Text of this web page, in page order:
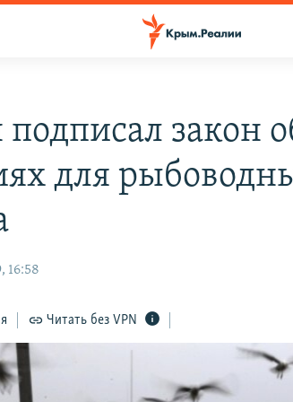
закон
для
16:58
Читать без VPN